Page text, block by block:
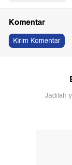
Komentar
Kirim Komentar
Jadilah